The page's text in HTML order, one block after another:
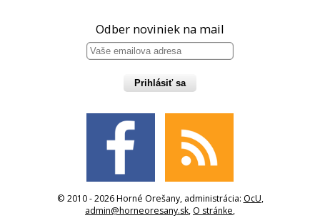
Odber noviniek na mail
Prihlásiť sa
© 2010 - 2026 Horné Orešany, administrácia: OcU,
admin@horneoresany.sk, O stránke,